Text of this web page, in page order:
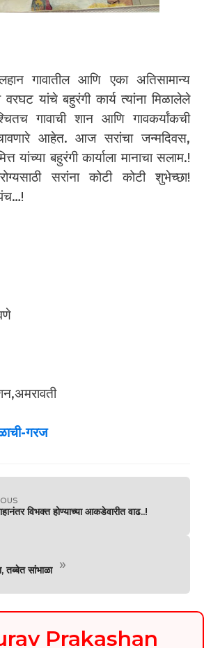
गावातील आणि एका अतिसामान्य
यांचे बहुरंगी कार्य त्यांना मिळालेले
गावाची शान आणि गावकर्यांकची
आहेत. आज सरांचा जन्मदिवस,
यांच्या बहुरंगी कार्याला मानाचा सलाम.!
सरांना कोटी कोटी शुभेच्छा!
गरज
विभक्त होण्याच्या आकडेवारीत वाढ..!
तब्बेत सांभाळा »
Prakashan